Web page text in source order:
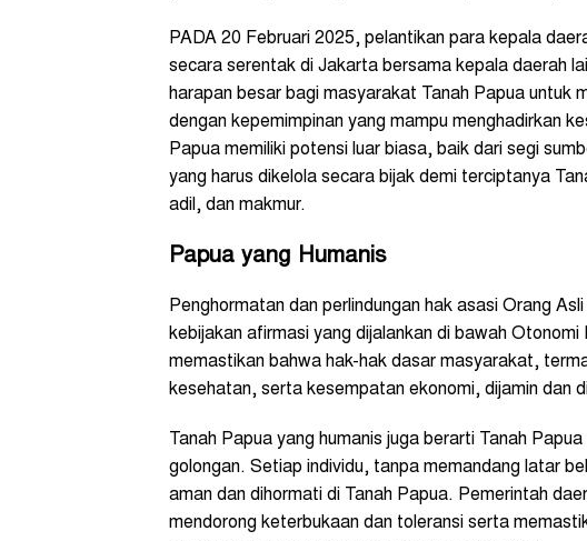
PADA 20 Februari 2025, pelantikan para kepala
secara serentak di Jakarta bersama kepala daerah
harapan besar bagi masyarakat Tanah Papua untuk
dengan kepemimpinan yang mampu menghadirkan
Papua memiliki potensi luar biasa, baik dari segi
yang harus dikelola secara bijak demi terciptanya
adil, dan makmur.
Papua yang Humanis
Penghormatan dan perlindungan hak asasi Orang
kebijakan afirmasi yang dijalankan di bawah
memastikan bahwa hak-hak dasar masyarakat,
kesehatan, serta kesempatan ekonomi, dijamin dan
Tanah Papua yang humanis juga berarti Tanah
golongan. Setiap individu, tanpa memandang latar
aman dan dihormati di Tanah Papua. Pemerintah
mendorong keterbukaan dan toleransi serta